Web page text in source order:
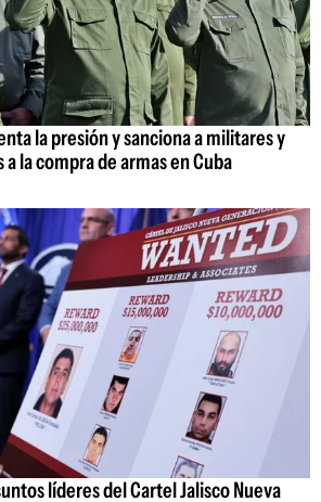
la presión y sanciona a militares y
la compra de armas en Cuba
líderes del Cartel Jalisco Nueva